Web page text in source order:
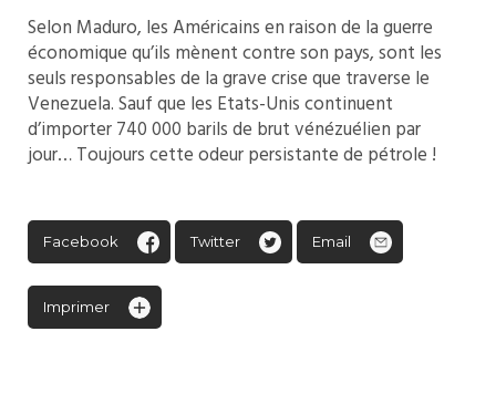
Selon Maduro, les Américains en raison de la guerre
économique qu’ils mènent contre son pays, sont les
seuls responsables de la grave crise que traverse le
Venezuela. Sauf que les Etats-Unis continuent
d’importer 740 000 barils de brut vénézuélien par
jour… Toujours cette odeur persistante de pétrole !
Facebook Twitter Email
Imprimer